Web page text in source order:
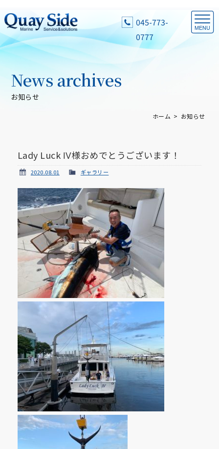
045-773-
0777
お知らせ
News archives
ホーム お知らせ
Lady Luck Ⅳ様おめでとうございます！
2020.08.01 ギャラリー